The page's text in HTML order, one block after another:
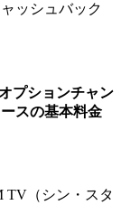
ッシュバック
プションチャン
スの基本料金
TV（シン・スタ